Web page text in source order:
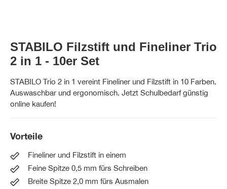
STABILO Filzstift und Fineliner Trio
2 in 1 - 10er Set
STABILO Trio 2 in 1 vereint Fineliner und Filzstift in 10 Farben.
Auswaschbar und ergonomisch. Jetzt Schulbedarf günstig
online kaufen!
Vorteile
Fineliner und Filzstift in einem
Feine Spitze 0,5 mm fürs Schreiben
Breite Spitze 2,0 mm fürs Ausmalen